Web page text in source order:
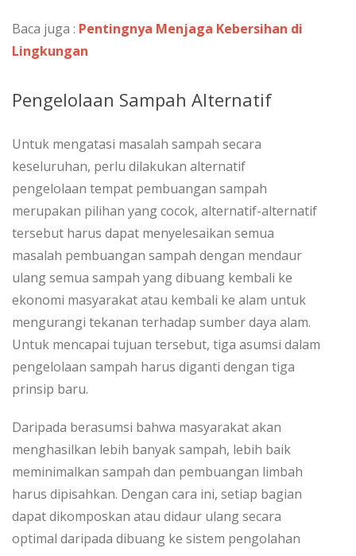
Baca juga : Pentingnya Menjaga Kebersihan di
Lingkungan
Pengelolaan Sampah Alternatif
Untuk mengatasi masalah sampah secara
keseluruhan, perlu dilakukan alternatif
pengelolaan tempat pembuangan sampah
merupakan pilihan yang cocok, alternatif-alternatif
tersebut harus dapat menyelesaikan semua
masalah pembuangan sampah dengan mendaur
ulang semua sampah yang dibuang kembali ke
ekonomi masyarakat atau kembali ke alam untuk
mengurangi tekanan terhadap sumber daya alam.
Untuk mencapai tujuan tersebut, tiga asumsi dalam
pengelolaan sampah harus diganti dengan tiga
prinsip baru.
Daripada berasumsi bahwa masyarakat akan
menghasilkan lebih banyak sampah, lebih baik
meminimalkan sampah dan pembuangan limbah
harus dipisahkan. Dengan cara ini, setiap bagian
dapat dikomposkan atau didaur ulang secara
optimal daripada dibuang ke sistem pengolahan